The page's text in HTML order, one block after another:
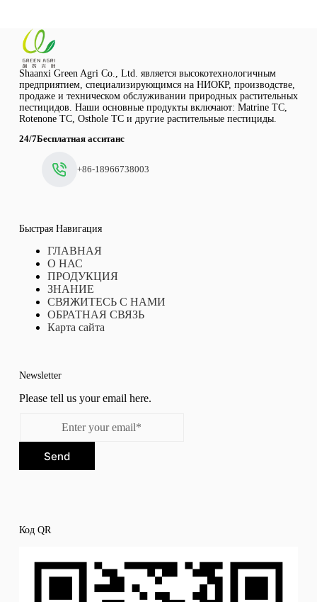
Shaanxi Green Agri Co., Ltd. является высокотехнологичным
предприятием, специализирующимся на НИОКР, производстве,
продаже и техническом обслуживании природных растительных
пестицидов. Наши основные продукты включают: Matrine TC,
Rotenone TC, Osthole TC и другие растительные пестициды.
24/7Бесплатная асситанс
+86-18966738003
Быстрая Навигация
ГЛАВНАЯ
О НАС
ПРОДУКЦИЯ
ЗНАНИЕ
СВЯЖИТЕСЬ С НАМИ
ОБРАТНАЯ СВЯЗЬ
Карта сайта
Newsletter
Please tell us your email here.
Send
Код QR